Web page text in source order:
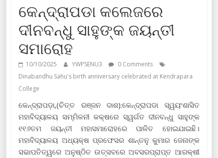
କେନ୍ଦ୍ରାପଡା କଲେଜରେ
ଦୀନବନ୍ଧୁ ସାହୁଙ୍କ ଜୟନ୍ତୀ
ସମାରୋହ
10/10/2025 YWPSENU3
0 Comments
Dinabandhu Sahu's birth anniversary celebrated at Kendrapara
College
କେନ୍ଦ୍ରାପଡ଼ା,(ଚିତ୍ତ ରଞ୍ଜନ ଦାଶ):କେନ୍ଦ୍ରାପଡା ସ୍ୱୟଂଶାସିତ
ମହାବିଦ୍ୟାଳୟ ସମ୍ମିଳନୀ କକ୍ଷରେ ସ୍ୱର୍ଗତ ଦୀନବନ୍ଧୁ ସାହୁଙ୍କ
୧୧୬ତମ ଜୟନ୍ତୀ ମହାସମାରୋହରେ ପାଳିତ ହୋଇଯାଇଛି।
ମହାବିଦ୍ୟାଳୟ ଅଧ୍ୟକ୍ଷ ପ୍ରଫେସର ଶାନ୍ତନୁ କୁମାର ଜେନାଙ୍କ
ସଭାପତିତ୍ୱରେ ଅନୁଷ୍ଠିତ ଉତ୍ସବରେ ଅବସରପ୍ରାପ୍ତ ଆରକ୍ଷୀ